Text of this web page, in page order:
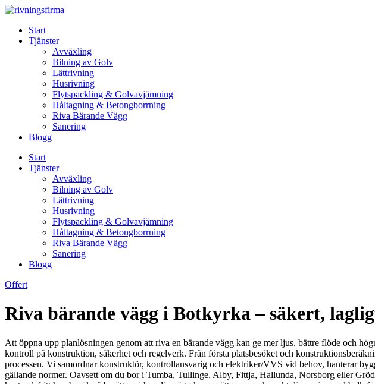
Skip
contentStart
Tjänster
Avväxling
Bilning av Golv
Lättrivning
Husrivning
Flytspackling & Golvavjämning
Håltagning & Betongborrning
Riva Bärande Vägg
Sanering
Blogg
Start
Tjänster
Avväxling
Bilning av Golv
Lättrivning
Husrivning
Flytspackling & Golvavjämning
Håltagning & Betongborrning
Riva Bärande Vägg
Sanering
Blogg
Offert
Riva bärande vägg i Botkyrka – säkert,
Att öppna upp planlösningen genom att riva en bärande vägg kan ge mer ljus, bättre flöde och
kontroll på konstruktion, säkerhet och regelverk. Från första platsbesöket och
processen. Vi samordnar konstruktör, kontrollansvarig och elektriker/VVS vid behov, hanterar
gällande normer. Oavsett om du bor i Tumba, Tullinge, Alby, Fittja, Hallunda, Norsborg eller